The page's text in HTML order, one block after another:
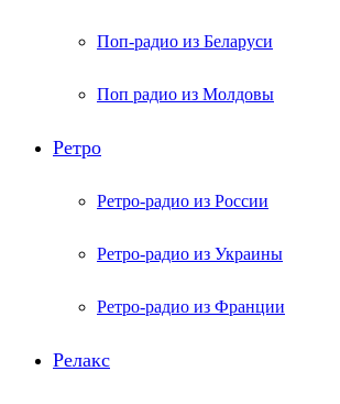
Поп-радио из Беларуси
Поп радио из Молдовы
Ретро
Ретро-радио из России
Ретро-радио из Украины
Ретро-радио из Франции
Релакс